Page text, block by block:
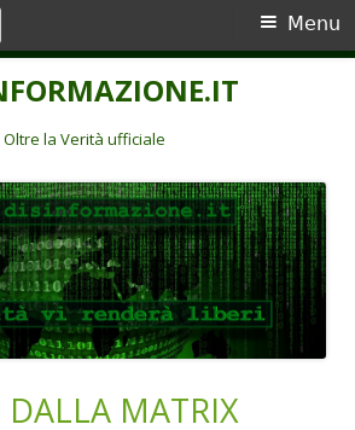
Oltre la Verità ufficiale
Menu
Ricerca
per:
DALLA MATRIX